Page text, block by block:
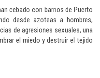
cebado con barrios de Puerto
desde azoteas a hombres,
de agresiones sexuales, una
el miedo y destruir el tejido